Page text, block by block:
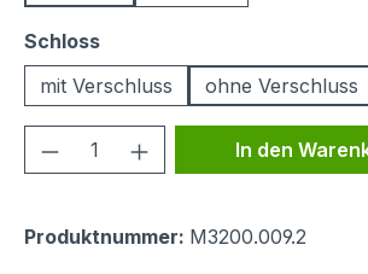
Schlossauswählen
mit Verschluss
ohne Verschluss
Produkt Anzahl: Gib den
In den
Produktnummer: M3200.009.2